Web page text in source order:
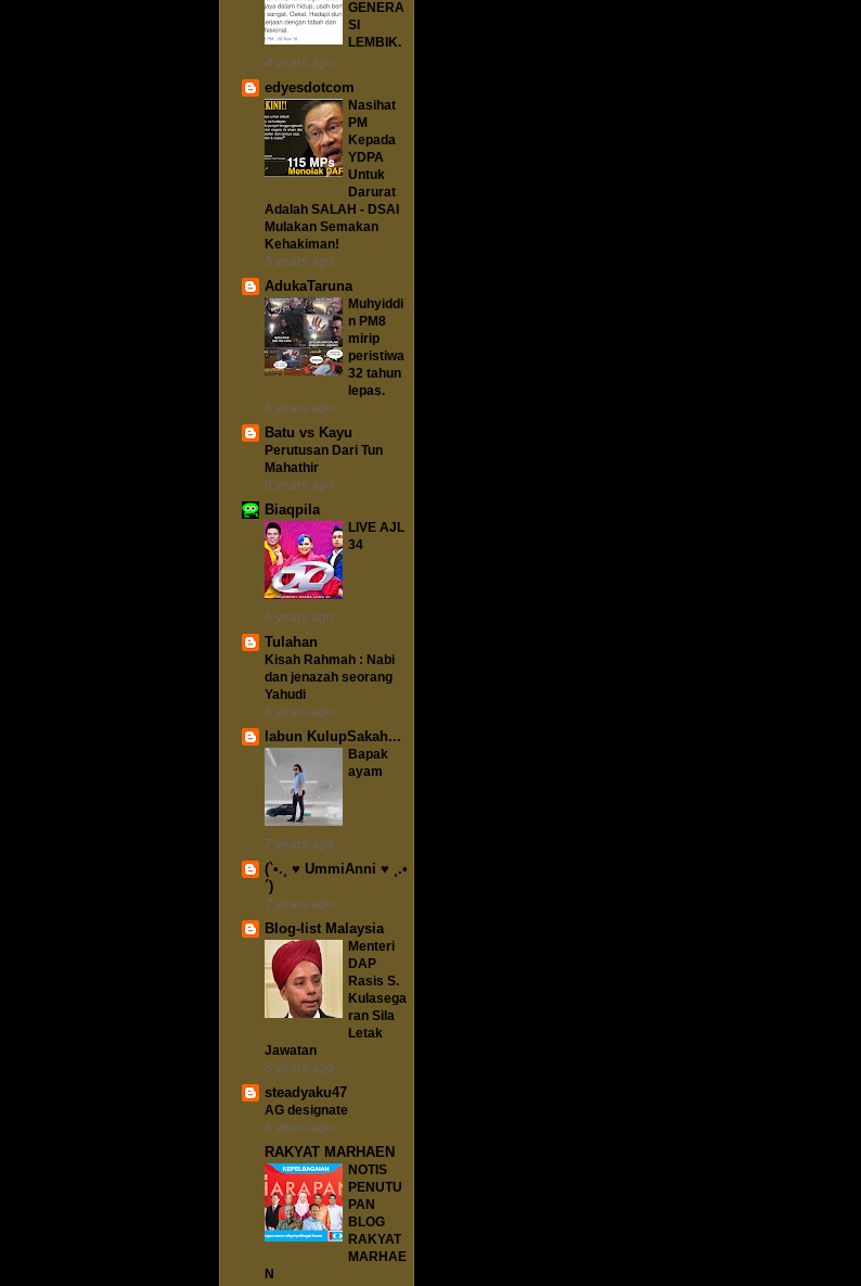
GENERA
SI
LEMBIK.
4 years ago
edyesdotcom
Nasihat
PM
Kepada
YDPA
Untuk
Darurat
Adalah SALAH - DSAI
Mulakan Semakan
Kehakiman!
5 years ago
AdukaTaruna
Muhyiddi
n PM8
mirip
peristiwa
32 tahun
lepas.
6 years ago
Batu vs Kayu
Perutusan Dari Tun
Mahathir
6 years ago
Biaqpila
LIVE AJL
34
6 years ago
Tulahan
Kisah Rahmah : Nabi
dan jenazah seorang
Yahudi
6 years ago
labun KulupSakah...
Bapak
ayam
7 years ago
(`•.¸ ♥ UmmiAnni ♥ ¸.•
´)
7 years ago
Blog-list Malaysia
Menteri
DAP
Rasis S.
Kulasega
ran Sila
Letak
Jawatan
8 years ago
steadyaku47
AG designate
8 years ago
RAKYAT MARHAEN
NOTIS
PENUTU
PAN
BLOG
RAKYAT
MARHAE
N